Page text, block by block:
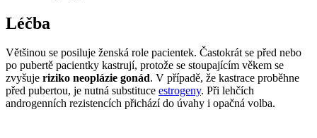
Léčba
Většinou se posiluje ženská role pacientek. Častokrát se před nebo
po pubertě pacientky kastrují, protože se stoupajícím věkem se
zvyšuje riziko neoplázie gonád. V případě, že kastrace proběhne
před pubertou, je nutná substituce estrogeny. Při lehčích
androgenních rezistencích přichází do úvahy i opačná volba.